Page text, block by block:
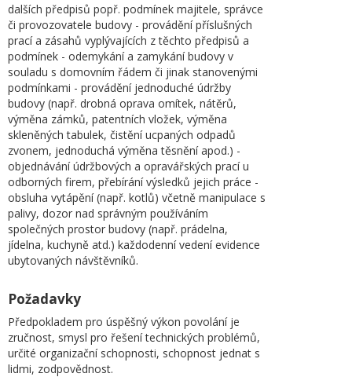
dalších předpisů popř. podmínek majitele, správce
či provozovatele budovy - provádění příslušných
prací a zásahů vyplývajících z těchto předpisů a
podmínek - odemykání a zamykání budovy v
souladu s domovním řádem či jinak stanovenými
podmínkami - provádění jednoduché údržby
budovy (např. drobná oprava omítek, nátěrů,
výměna zámků, patentních vložek, výměna
skleněných tabulek, čistění ucpaných odpadů
zvonem, jednoduchá výměna těsnění apod.) -
objednávání údržbových a opravářských prací u
odborných firem, přebírání výsledků jejich práce -
obsluha vytápění (např. kotlů) včetně manipulace s
palivy, dozor nad správným používáním
společných prostor budovy (např. prádelna,
jídelna, kuchyně atd.) každodenní vedení evidence
ubytovaných návštěvníků.
Požadavky
Předpokladem pro úspěšný výkon povolání je
zručnost, smysl pro řešení technických problémů,
určité organizační schopnosti, schopnost jednat s
lidmi, zodpovědnost.